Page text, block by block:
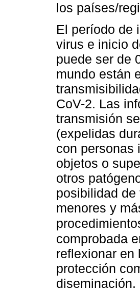
los países/
El período de
virus e inicio
puede ser de
mundo están
CoV-2. Las
transmisión
(expelidas
con personas
objetos o
otros
posibilidad
menores y
comprobada
reflexionar en
protección
diseminación.